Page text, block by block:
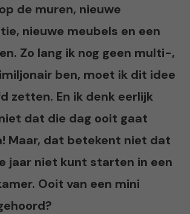
de muren, nieuwe
nieuwe meubels en een
Zo lang ik nog geen multi-,
ben, moet ik dit idee
zetten. En ik denk eerlijk
dat die dag ooit gaat
Maar, dat betekent niet dat
jaar niet kunt starten in een
Ooit van een mini